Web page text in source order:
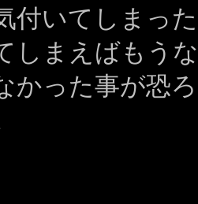
付いてしまっ
しまえばもう
かった事が恐